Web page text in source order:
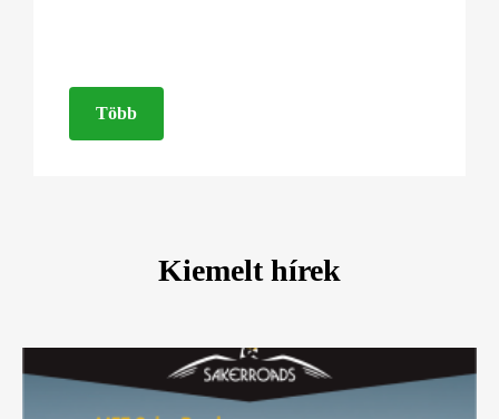
Több
Kiemelt hírek